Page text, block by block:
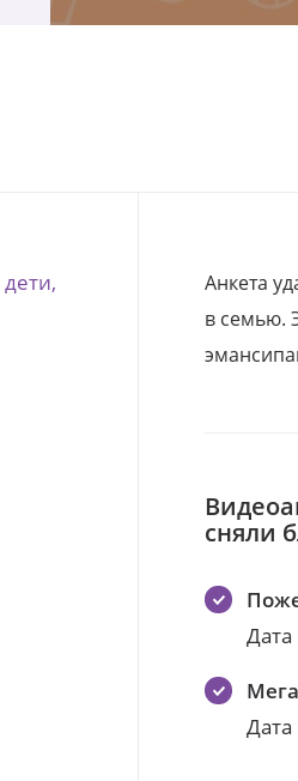
Анкета
в семью.
сняли